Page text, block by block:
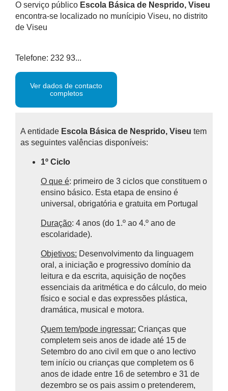
O serviço público Escola Básica de Nesprido, Viseu
encontra-se localizado no munícipio Viseu, no distrito
de Viseu
Telefone: 232 93...
Ver dados de contacto
completos
A entidade Escola Básica de Nesprido, Viseu tem
as seguintes valências disponíveis:
1º Ciclo
O que é: primeiro de 3 ciclos que constituem o
ensino básico. Esta etapa de ensino é
universal, obrigatória e gratuita em Portugal
Duração: 4 anos (do 1.º ao 4.º ano de
escolaridade).
Objetivos: Desenvolvimento da linguagem
oral, a iniciação e progressivo domínio da
leitura e da escrita, aquisição de noções
essenciais da aritmética e do cálculo, do meio
físico e social e das expressões plástica,
dramática, musical e motora.
Quem tem/pode ingressar: Crianças que
completem seis anos de idade até 15 de
Setembro do ano civil em que o ano lectivo
tem início ou crianças que completem os 6
anos de idade entre 16 de setembro e 31 de
dezembro se os pais assim o pretenderem,